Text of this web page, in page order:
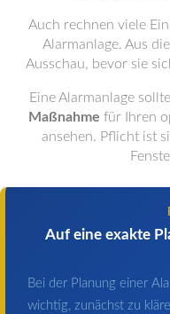
Auch rechnen viele
Alarmanlage. Aus
Ausschau, bevor sie
Eine Alarmanlage
Maßnahme für Ihren
ansehen. Pflicht ist
Auf eine exakte
Bei der Planung einer
wichtig, zunächst zu